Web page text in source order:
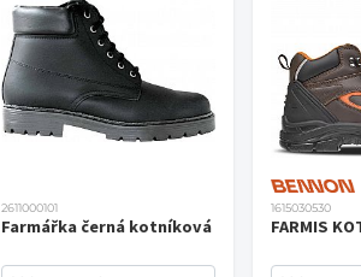
2611000101
Farmářka černá kotníková
1615030530
FARMIS